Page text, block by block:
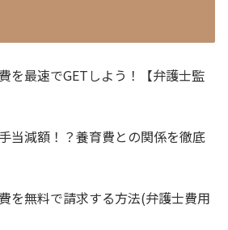
を最速でGETしよう！【弁護士監
当減額！？養育費との関係を徹底
を無料で請求する方法(弁護士費用